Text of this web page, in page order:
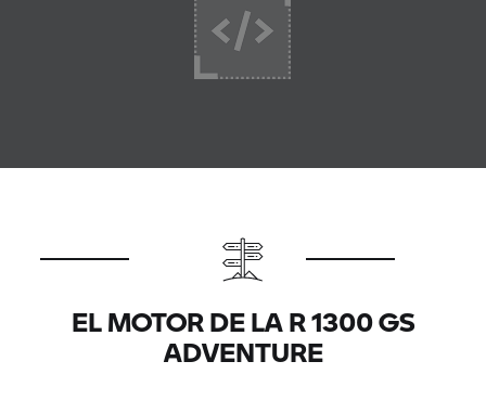
EL MOTOR DE LA R 1300 GS
ADVENTURE